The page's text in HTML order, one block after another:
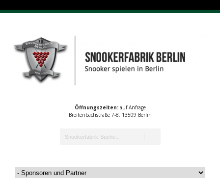
Öffnungszeiten:auf Anfrage
Breitenbachstraße 7-8, 13509 Berlin